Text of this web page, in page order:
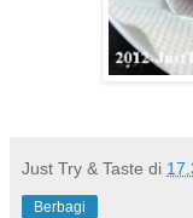
Just Try & Taste di
Berbagi